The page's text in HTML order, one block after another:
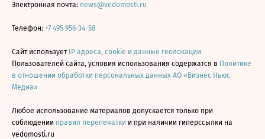
Электронная почта: news@vedomosti.ru
Телефон: +7 495 956-34-58
Сайт использует IP адреса, cookie и данные геолокации
Пользователей сайта, условия использования содержатся в Политике
в отношении обработки персональных данных АО «Бизнес Ньюс
Медиа»
Любое использование материалов допускается только при
соблюдении правил перепечатки и при наличии гиперссылки на
vedomosti.ru